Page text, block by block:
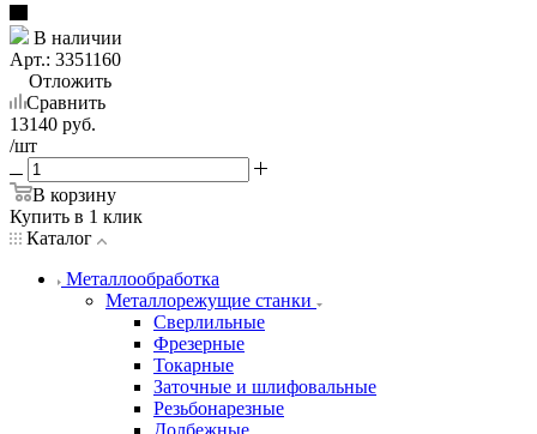
В наличии
Арт.: 3351160
Отложить
Сравнить
13140 руб.
/шт
В корзину
Купить в 1 клик
Каталог
Металлообработка
Металлорежущие станки
Сверлильные
Фрезерные
Токарные
Заточные и шлифовальные
Резьбонарезные
Долбежные